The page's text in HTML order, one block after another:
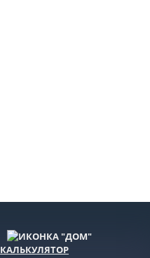
КАЛЬКУЛЯТОР